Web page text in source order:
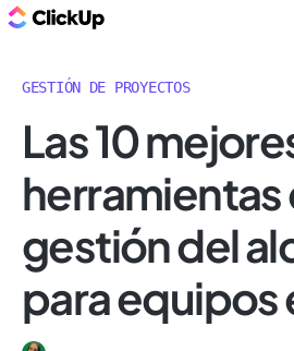
GESTIÓN DE PROYECTOS
Las 10
herramientas
gestión del
para equipos